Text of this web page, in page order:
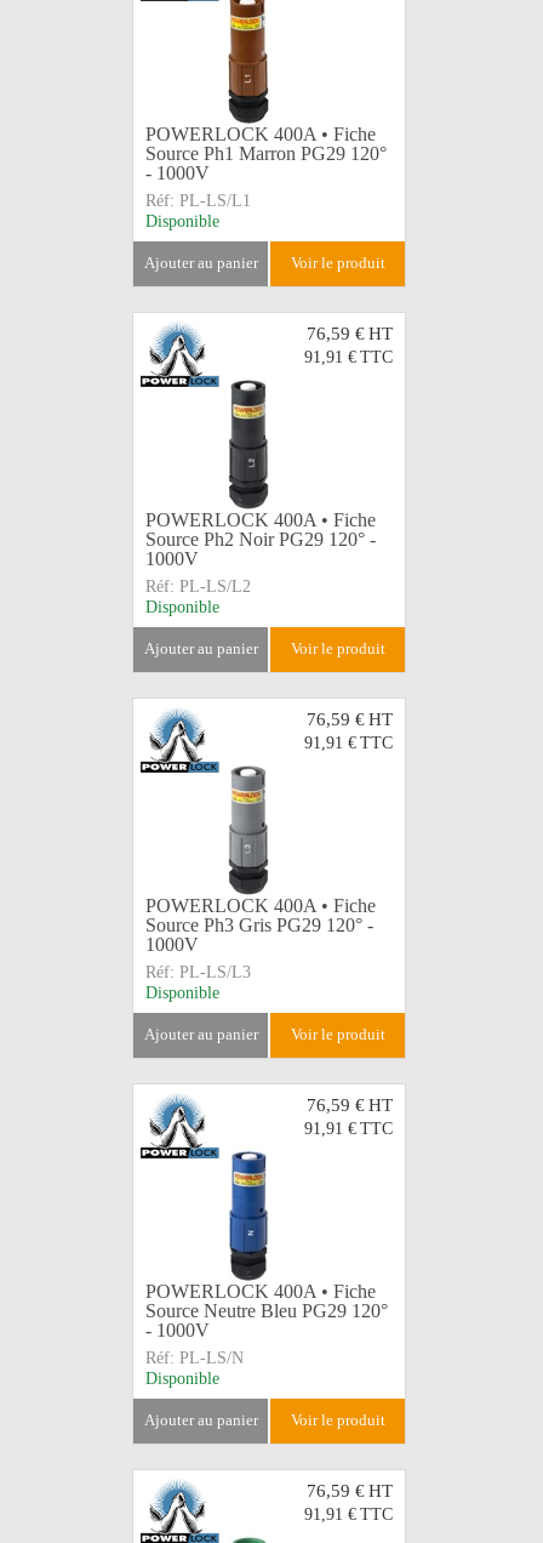
POWERLOCK 400A • Fiche
Source Ph1 Marron PG29 120°
- 1000V
Réf: PL-LS/L1
Disponible
ajouter au panier voir le produit
76,59 €HT
91,91 € TTC
POWERLOCK 400A • Fiche
Source Ph2 Noir PG29 120° -
1000V
Réf: PL-LS/L2
Disponible
ajouter au panier voir le produit
76,59 €HT
91,91 € TTC
POWERLOCK 400A • Fiche
Source Ph3 Gris PG29 120° -
1000V
Réf: PL-LS/L3
Disponible
ajouter au panier voir le produit
76,59 €HT
91,91 € TTC
POWERLOCK 400A • Fiche
Source Neutre Bleu PG29 120°
- 1000V
Réf: PL-LS/N
Disponible
ajouter au panier voir le produit
76,59 €HT
91,91 € TTC